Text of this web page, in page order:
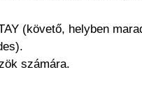
(követő, helyben
számára.